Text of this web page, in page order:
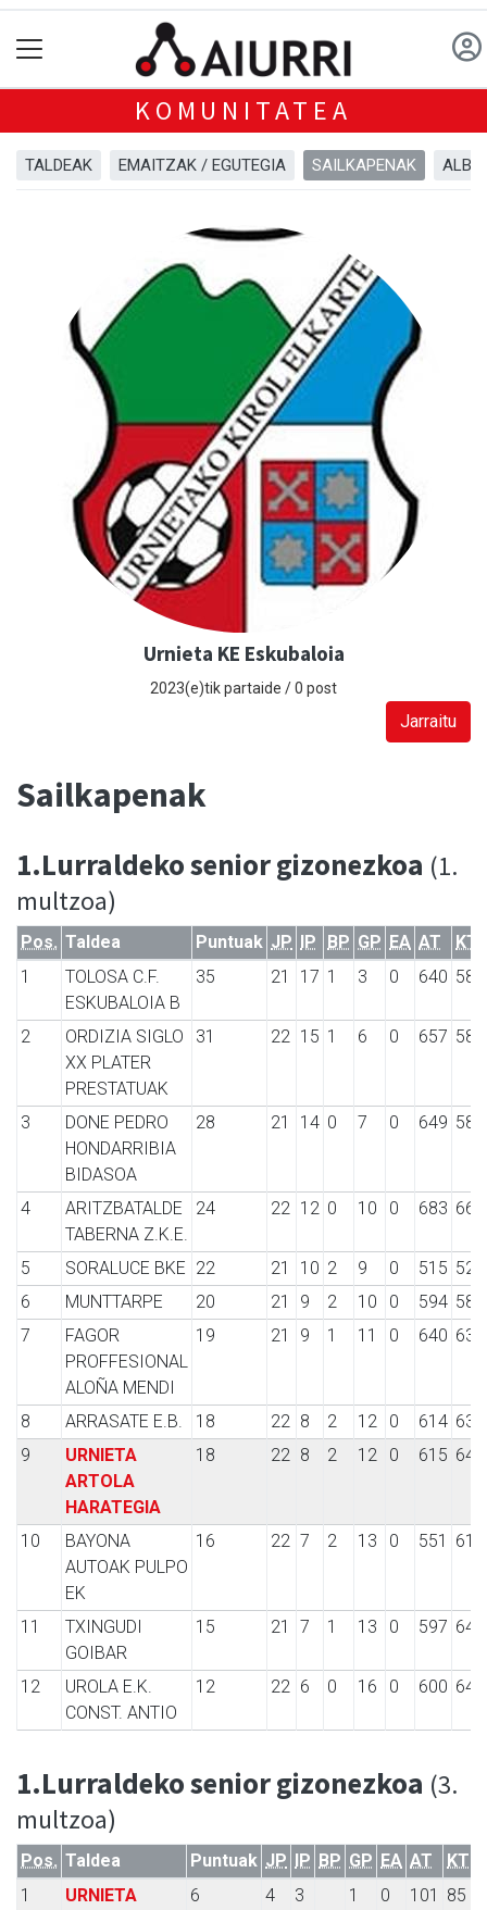
KOMUNITATEA
TALDEAK EMAITZAK / EGUTEGIA SAILKAPENAK
Urnieta KE Eskubaloia
2023(e)tik partaide / 0 post
Jarraitu
Sailkapenak
1.Lurraldeko senior gizonezkoa (1.
multzoa)
Pos. Taldea Puntuak JP IP BP GP EA AT
KT
1
TOLOSA C.F.
ESKUBALOIA B
35 21 17 1 3 0 640 580
2
ORDIZIA SIGLO
XX PLATER
PRESTATUAK
31 22 15 1 6 0 657 586
3
DONE PEDRO
HONDARRIBIA
BIDASOA
28 21 14 0 7 0 649 583
4
ARITZBATALDE
TABERNA Z.K.E.
24 22 12 0 10 0 683 667
5 SORALUCE BKE 22 21 10 2 9 0 515 526
6
MUNTTARPE 20 21 9 2 10 0 594 587
7
FAGOR
PROFFESIONAL
ALOÑA MENDI
19 21 9 1 11 0 640 639
8 ARRASATE E.B. 18 22 8 2 12 0 614 635
9
URNIETA
ARTOLA
HARATEGIA
18 22 8 2 12 0 615 648
10
BAYONA
AUTOAK PULPO
EK
16 22 7 2 13 0 551 613
11
TXINGUDI
GOIBAR
15 21 7 1 13 0 597 646
12
UROLA E.K.
CONST. ANTIO
12 22 6 0 16 0 600 645
1.Lurraldeko senior gizonezkoa (3.
multzoa)
Pos. Taldea Puntuak JP IP BP GP EA AT
KT
1
URNIETA
6 4 3 1 0 101 85